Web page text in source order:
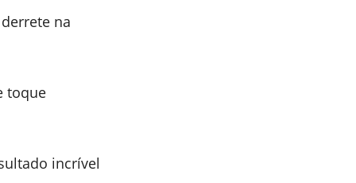
na
toque
incrível